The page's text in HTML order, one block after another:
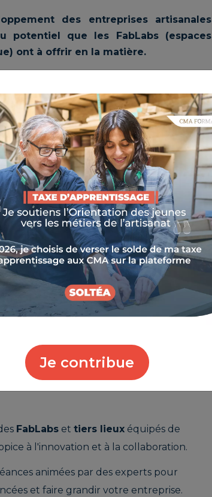
Je contribue
des entreprises artisanales
potentiel que les FabLabs (espaces
ont à offrir en la matière.
ARTISAN & FABLAB
et de création. Pour accompagner
Sud ont lancé le programme "Artisan et
de demain.
et FabLab"
unique
de la région PACA
pratiques tout
leur savoir-faire
initiative permet
d'explorer de
dans un
adapté à leurs
FabLabs et tiers lieux équipés de
à l'innovation et à la collaboration.
animées par des experts pour
et faire grandir votre entreprise.